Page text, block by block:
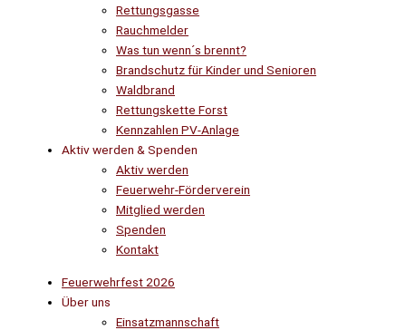
Rettungsgasse
Rauchmelder
Was tun wenn´s brennt?
Brandschutz für Kinder und Senioren
Waldbrand
Rettungskette Forst
Kennzahlen PV-Anlage
Aktiv werden & Spenden
Aktiv werden
Feuerwehr-Förderverein
Mitglied werden
Spenden
Kontakt
Feuerwehrfest 2026
Über uns
Einsatzmannschaft